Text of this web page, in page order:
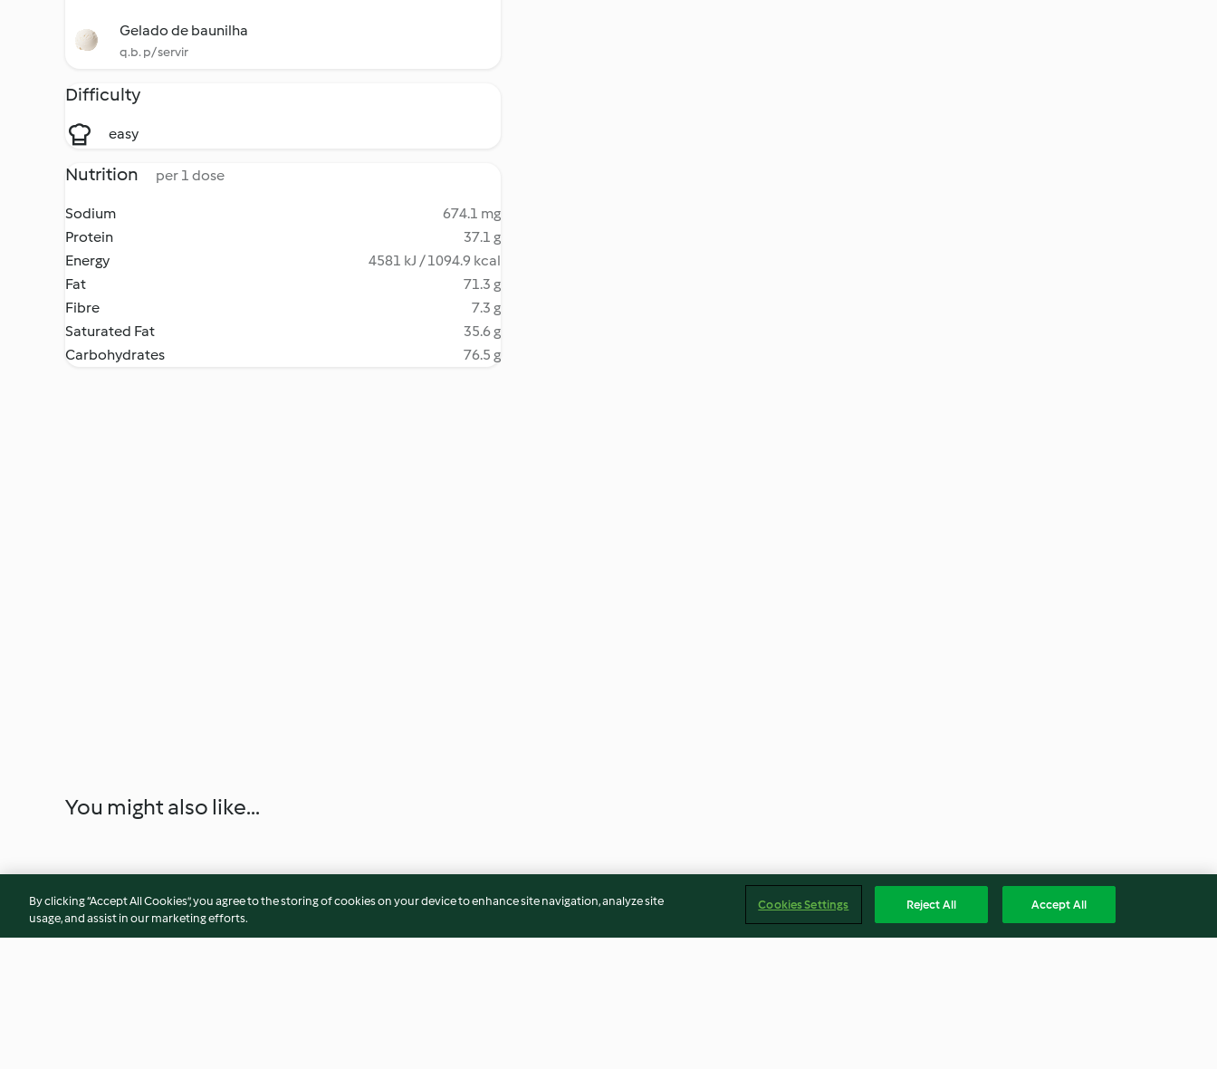
Gelado de baunilha
q.b. p/ servir
Difficulty
easy
Nutrition per 1 dose
Sodium
674.1 mg
Protein
37.1 g
Energy
4581 kJ / 1094.9 kcal
Fat
71.3 g
Fibre
7.3 g
Saturated Fat
35.6 g
Carbohydrates
76.5 g
You might also like...
By clicking “Accept All Cookies”, you agree to the storing of cookies on your device to enhance site navigation, analyze site
usage, and assist in our marketing efforts.
Cookies Settings Reject All Accept All